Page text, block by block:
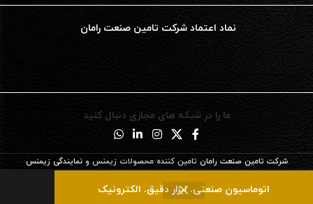
اتوماسیون صنعتی. ابزار دقیق. الکترونیک
نماد اعتماد شرکت تامین صنعت رامان
ما را در شبکه های مجازی دنبال کنید
شرکت تامین صنعت رامان تامین کننده محصولات زیمنس ونمایندگی زیمنس
علاقه‌مندی‌ها
سبد خرید
حساب من